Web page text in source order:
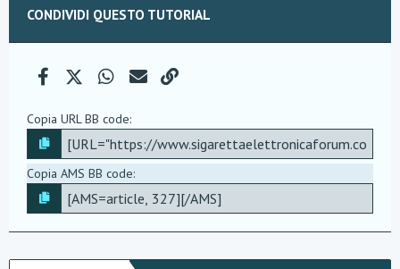
CONDIVIDI QUESTO TUTORIAL
FacebookX (Twitter)WhatsApp
e-mail
Copia URL BB code
Copia AMS BB code